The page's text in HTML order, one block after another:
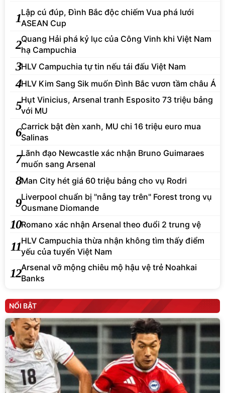
1Lập cú đúp, Đình Bắc độc chiếm Vua phá lưới
ASEAN Cup
2Quang Hải phá kỷ lục của Công Vinh khi Việt Nam
hạ Campuchia
3HLV Campuchia tự tin nếu tái đấu Việt Nam
4HLV Kim Sang Sik muốn Đình Bắc vươn tầm châu Á
5Hụt Vinicius, Arsenal tranh Esposito 73 triệu bảng
với MU
6Carrick bật đèn xanh, MU chi 16 triệu euro mua
Salinas
7Lãnh đạo Newcastle xác nhận Bruno Guimaraes
muốn sang Arsenal
8Man City hét giá 60 triệu bảng cho vụ Rodri
9Liverpool chuẩn bị "nẫng tay trên" Forest trong vụ
Ousmane Diomande
10Romano xác nhận Arsenal theo đuổi 2 trung vệ
11HLV Campuchia thừa nhận không tìm thấy điểm
yếu của tuyển Việt Nam
12Arsenal vỡ mộng chiêu mộ hậu vệ trẻ Noahkai
Banks
NỔI BẬT